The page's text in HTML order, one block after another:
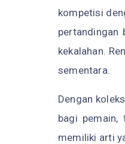
kompetisi
pertandingan
kekalahan.
sementara.
Dengan
bagi pemain,
memiliki arti